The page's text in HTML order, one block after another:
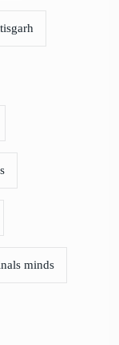
minds